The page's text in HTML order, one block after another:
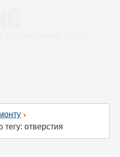
отверстия